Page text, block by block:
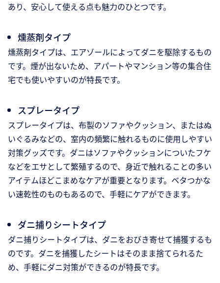
あり、安心して使える点も魅力のひとつです。
燻蒸剤タイプ
燻蒸剤タイプは、エアゾールによってダニを駆除するもの
です。煙が出ないため、アパートやマンション等の集合住
宅でも使いやすいのが特長です。
スプレータイプ
スプレータイプは、布製のソファやクッション、またはぬ
いぐるみなどの、室内の頻繁に触れるものに使用しやすい
対策グッズです。ダニはソファやクッションについたフケ
などをエサとして繁殖するので、身近で触れることの多い
アイテムほどこまめなケアが重要となります。ベタつかな
い速乾性のものもあるので、手軽にケアができます。
ダニ捕りシートタイプ
ダニ捕りシートタイプは、ダニをおびき寄せて捕獲するも
のです。ダニを捕獲したシートはそのまま捨てられるた
め、手軽にダニ対策ができるのが特長です。